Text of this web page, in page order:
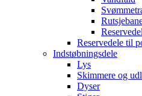
Reservedele til
Indstøbningsdele
Lys
Skimmere og
Dyser